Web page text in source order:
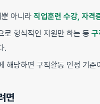
아니라 직업훈련 수강, 자격
로 형식적인 지원만 하는 등
.
해당하면 구직활동 인정 기준
면